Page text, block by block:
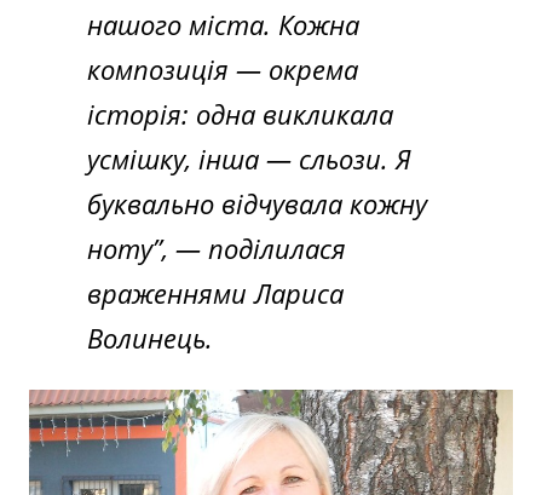
нашого міста. Кожна
композиція — окрема
історія: одна викликала
усмішку, інша — сльози. Я
буквально відчувала кожну
ноту”, — поділилася
враженнями Лариса
Волинець.